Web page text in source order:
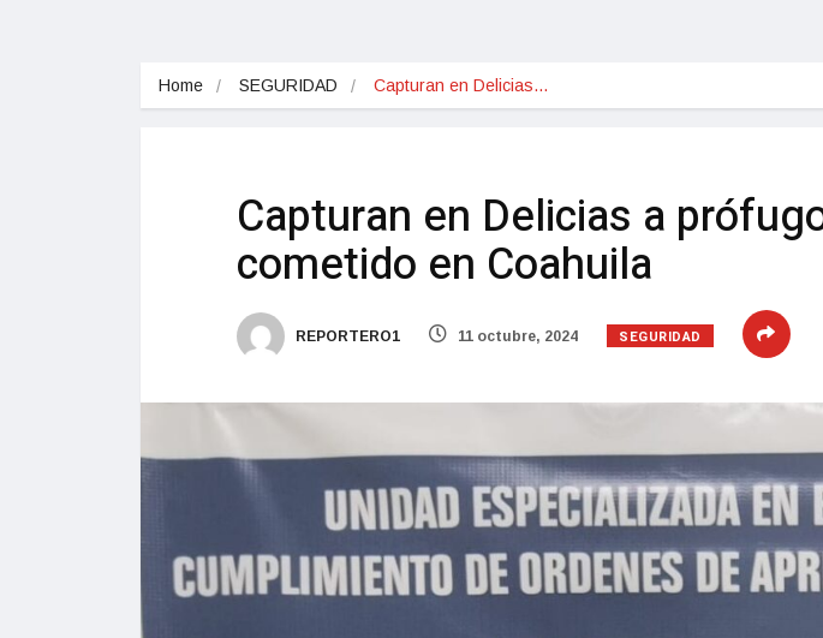
Home SEGURIDAD Capturan en Delicias…
Capturan en Delicias a
cometido en Coahuila
REPORTERO1 11 octubre, 2024 SEGURIDAD